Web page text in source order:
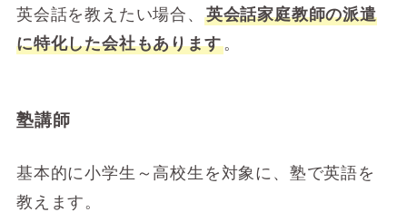
英会話を教えたい場合、 英会話家庭教師の派遣
に特化した会社もあります。
塾講師
基本的に小学生～高校生を対象に、塾で英語を
教えます。